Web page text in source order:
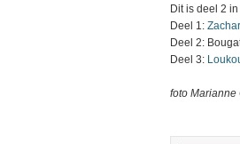
Dit is deel 2
Deel 1:
Deel 2:
Deel 3:
foto Marianne